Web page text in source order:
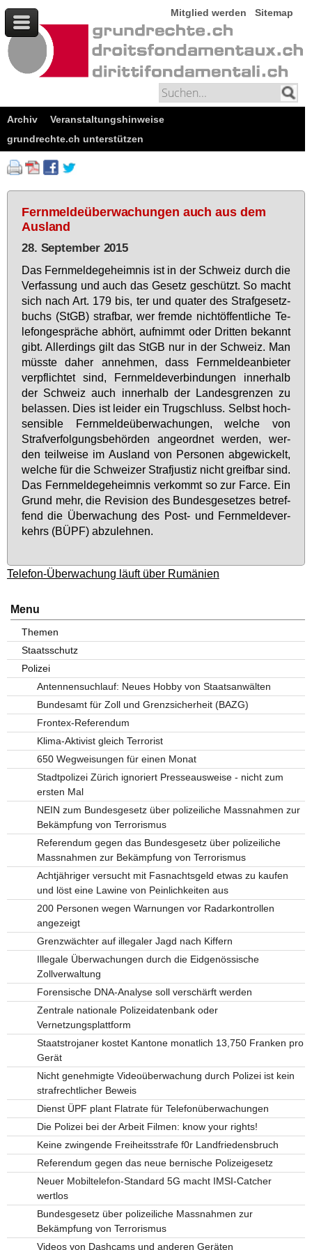
Mitglied werden Sitemap
Archiv
Veranstaltungshinweise
grundrechte.ch unterstützen
Fernmeldeüberwachungen auch aus dem
Ausland
28. September 2015
Das Fern­mel­de­ge­heim­nis ist in der Schweiz durch die
Ver­fas­sung und auch das Ge­setz ge­schützt. So macht
sich nach Art. 179 bis, ter und qua­ter des Straf­ge­setz­
buchs (StGB) straf­bar, wer frem­de nicht­öf­fent­li­che Te­
le­fon­ge­sprä­che ab­hört, auf­nimmt oder Drit­ten be­kannt
gibt. Al­ler­dings gilt das StGB nur in der Schweiz. Man
müss­te da­her an­neh­men, dass Fern­mel­de­an­bie­ter
ver­pflich­tet sind, Fern­mel­de­ver­bin­dun­gen in­ner­halb
der Schweiz auch in­ner­halb der Lan­des­gren­zen zu
be­las­sen. Dies ist lei­der ein Trug­schluss. Selbst hoch­
sen­si­ble Fern­mel­de­über­wa­chun­gen, wel­che von
Straf­ver­fol­gungs­be­hör­den an­ge­ord­net wer­den, wer­
den teil­wei­se im Aus­land von Per­so­nen ab­ge­wi­ckelt,
wel­che für die Schwei­zer Straf­jus­tiz nicht greif­bar sind.
Das Fern­mel­de­ge­heim­nis ver­kommt so zur Far­ce. Ein
Grund mehr, die Re­vi­si­on des Bun­des­ge­set­zes be­tref­
fend die Über­wa­chung des Post- und Fern­mel­de­ver­
kehrs (BÜPF) ab­zu­leh­nen.
Telefon-Überwachung läuft über Rumänien
Menu
Themen
Staatsschutz
Polizei
Antennensuchlauf: Neues Hobby von Staatsanwälten
Bundesamt für Zoll und Grenzsicherheit (BAZG)
Frontex-Referendum
Klima-Aktivist gleich Terrorist
650 Wegweisungen für einen Monat
Stadtpolizei Zürich ignoriert Presseausweise - nicht zum
ersten Mal
NEIN zum Bundesgesetz über polizeiliche Massnahmen zur
Bekämpfung von Terrorismus
Referendum gegen das Bundesgesetz über polizeiliche
Massnahmen zur Bekämpfung von Terrorismus
Achtjähriger versucht mit Fasnachtsgeld etwas zu kaufen
und löst eine Lawine von Peinlichkeiten aus
200 Personen wegen Warnungen vor Radarkontrollen
angezeigt
Grenzwächter auf illegaler Jagd nach Kiffern
Illegale Überwachungen durch die Eidgenössische
Zollverwaltung
Forensische DNA-Analyse soll verschärft werden
Zentrale nationale Polizeidatenbank oder
Vernetzungsplattform
Staatstrojaner kostet Kantone monatlich 13,750 Franken pro
Gerät
Nicht genehmigte Videoüberwachung durch Polizei ist kein
strafrechtlicher Beweis
Dienst ÜPF plant Flatrate für Telefonüberwachungen
Die Polizei bei der Arbeit Filmen: know your rights!
Keine zwingende Freiheitsstrafe f0r Landfriedensbruch
Referendum gegen das neue bernische Polizeigesetz
Neuer Mobiltelefon-Standard 5G macht IMSI-Catcher
wertlos
Bundesgesetz über polizeiliche Massnahmen zur
Bekämpfung von Terrorismus
Videos von Dashcams und anderen Geräten